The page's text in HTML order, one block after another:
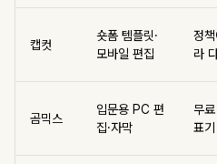
캡컷
숏폼 템플릿·
모바일 편집
정
라
곰믹스
입문용 PC 편
집·자막
무
표기